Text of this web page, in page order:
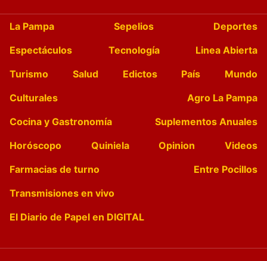
La Pampa Sepelios
Deportes
Espectáculos
Tecnología
Linea Abierta
Turismo
Salud Edictos País
Mundo
Culturales
Agro La Pampa
Cocina y Gastronomía
Suplementos Anuales
Horóscopo
Quiniela Opinion
Videos
Farmacias de turno
Entre Pocillos
Transmisiones en vivo
El Diario de Papel en DIGITAL